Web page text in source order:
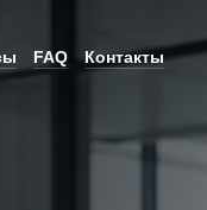
FAQ Контакты